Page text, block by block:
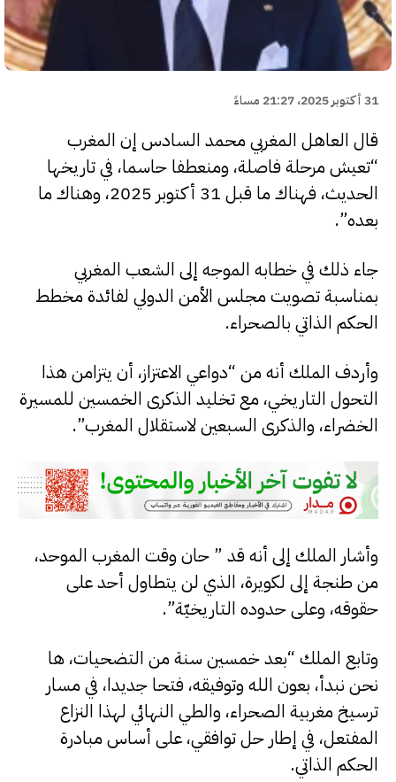
31 أكتوبر 2025، 21:27 مساءً
قال العاهل المغربي محمد السادس إن المغرب
“تعيش مرحلة فاصلة، ومنعطفا حاسما، في تاريخها
الحديث، فهناك ما قبل 31 أكتوبر 2025، وهناك ما
بعده”.
جاء ذلك في خطابه الموجه إلى الشعب المغربي
بمناسبة تصويت مجلس الأمن الدولي لفائدة مخطط
الحكم الذاتي بالصحراء.
وأردف الملك أنه من “دواعي الاعتزاز، أن يتزامن هذا
التحول التاريخي، مع تخليد الذكرى الخمسين للمسيرة
الخضراء، والذكرى السبعين لاستقلال المغرب”.
وأشار الملك إلى أنه قد ” حان وقت المغرب الموحد،
من طنجة إلى لكويرة، الذي لن يتطاول أحد على
حقوقه، وعلى حدوده التاريخيّة”.
وتابع الملك “بعد خمسين سنة من التضحيات، ها
نحن نبدأ، بعون الله وتوفيقه، فتحا جديدا، في مسار
ترسيخ مغربية الصحراء، والطي النهائي لهذا النزاع
المفتعل، في إطار حل توافقي، على أساس مبادرة
الحكم الذاتي.